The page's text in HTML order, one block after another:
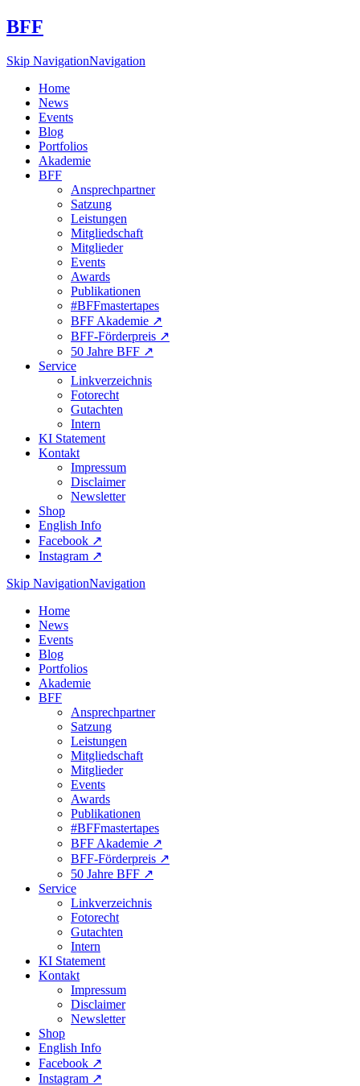
BFF
Skip NavigationNavigation
Home
News
Events
Blog
Portfolios
Akademie
BFF
Ansprechpartner
Satzung
Leistungen
Mitgliedschaft
Mitglieder
Events
Awards
Publikationen
#BFFmastertapes
BFF Akademie ↗︎
BFF-Förderpreis ↗︎
50 Jahre BFF ↗︎
Service
Linkverzeichnis
Fotorecht
Gutachten
Intern
KI Statement
Kontakt
Impressum
Disclaimer
Newsletter
Shop
English Info
Facebook ↗︎
Instagram ↗︎
Skip NavigationNavigation
Home
News
Events
Blog
Portfolios
Akademie
BFF
Ansprechpartner
Satzung
Leistungen
Mitgliedschaft
Mitglieder
Events
Awards
Publikationen
#BFFmastertapes
BFF Akademie ↗︎
BFF-Förderpreis ↗︎
50 Jahre BFF ↗︎
Service
Linkverzeichnis
Fotorecht
Gutachten
Intern
KI Statement
Kontakt
Impressum
Disclaimer
Newsletter
Shop
English Info
Facebook ↗︎
Instagram ↗︎